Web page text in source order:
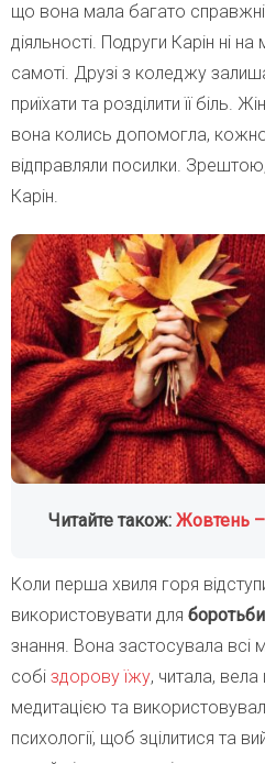
що вона мала багато справжніх
діяльності. Подруги Карін ні
самоті. Друзі з коледжу
приїхати та розділити її біль.
вона колись допомогла,
відправляли посилки.
Карін.
Читайте також:Жовтень –
Коли перша хвиля горя
використовувати для
знання. Вона застосувала всі
собі здорову їжу, читала,
медитацією та
психології, щоб зцілитися та